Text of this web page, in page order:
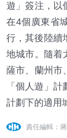
遊」簽注，以
在4個廣東省
行，其後陸續
地城市。隨着
薩市、蘭州市
「個人遊」
計劃下的適用
責任編輯：